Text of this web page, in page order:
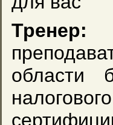
области